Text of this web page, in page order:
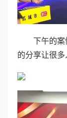
下午的
的分享让很多